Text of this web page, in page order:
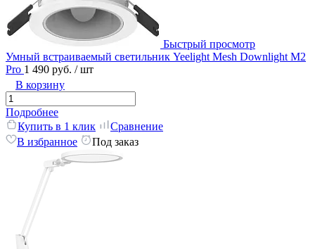
Быстрый просмотр
Умный встраиваемый светильник Yeelight Mesh Downlight M2
Pro 1 490 руб. / шт
В корзину
Подробнее
Купить в 1 клик
Сравнение
В избранное
Под заказ